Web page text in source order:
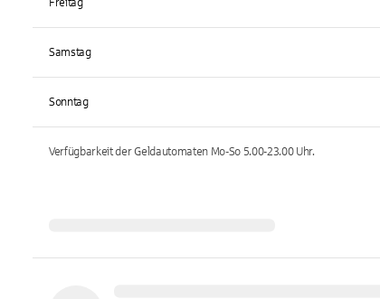
Freitag
Samstag
Sonntag
Verfügbarkeit der Geldautomaten Mo-So 5.00-23.00Uhr.